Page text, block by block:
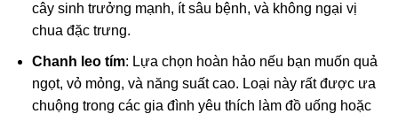
cây sinh trưởng mạnh, ít sâu bệnh, và không ngại vị
chua đặc trưng.
Chanh leo tím: Lựa chọn hoàn hảo nếu bạn muốn quả
ngọt, vỏ mỏng, và năng suất cao. Loại này rất được ưa
chuộng trong các gia đình yêu thích làm đồ uống hoặc